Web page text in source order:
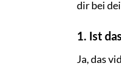
dir bei
1. Ist
Ja, das